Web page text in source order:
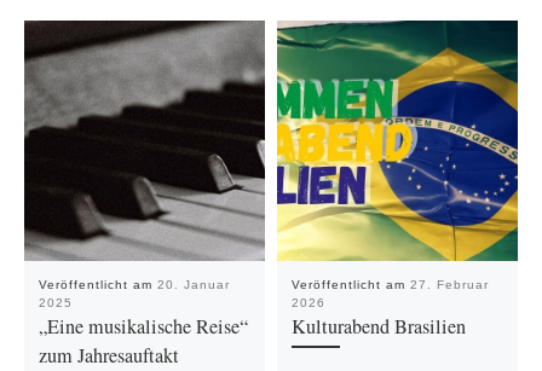
Veröffentlicht am 20. Januar
2025
„Eine musikalische Reise“
zum Jahresauftakt
Veröffentlicht am 27. Februar
2026
Kulturabend Brasilien